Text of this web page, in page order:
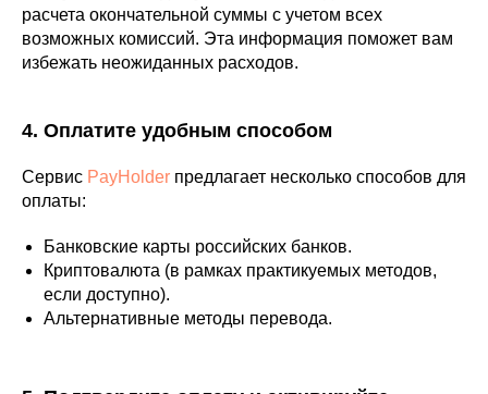
расчета окончательной суммы с учетом всех
возможных комиссий. Эта информация поможет вам
избежать неожиданных расходов.
4. Оплатите удобным способом
Сервис PayHolder предлагает несколько способов для
оплаты:
Банковские карты российских банков.
Криптовалюта (в рамках практикуемых методов,
если доступно).
Альтернативные методы перевода.